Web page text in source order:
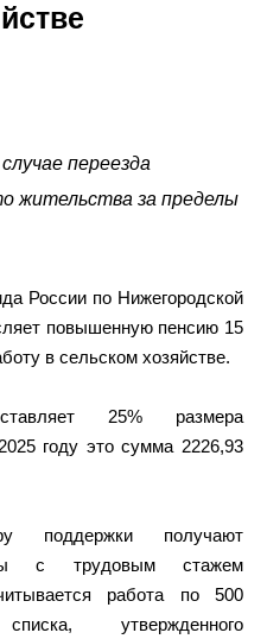
переезда
жительства за пределы
России по Нижегородской
повышенную пенсию 15
в сельском хозяйстве.
25% размера
году это сумма 2226,93
поддержки получают
с трудовым стажем
работа по 500
утвержденного